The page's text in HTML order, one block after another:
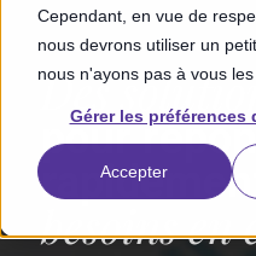
Cependant, en vue de
nous devrons utiliser un
nous n'ayons pas à vous
Gérer les préférences
Accepter
Des
pour
besoins en